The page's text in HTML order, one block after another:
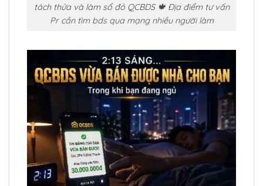
tách thửa và làm sổ đỏ QCBDS 🍁 Địa điểm tư vấn
Pr cần tìm bds qua mạng nhiều người làm